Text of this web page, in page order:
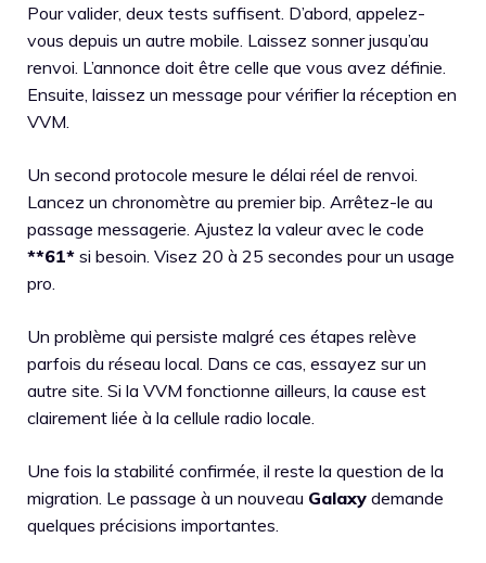
Pour valider, deux tests suffisent. D’abord, appelez-
vous depuis un autre mobile. Laissez sonner jusqu’au
renvoi. L’annonce doit être celle que vous avez définie.
Ensuite, laissez un message pour vérifier la réception en
VVM.
Un second protocole mesure le délai réel de renvoi.
Lancez un chronomètre au premier bip. Arrêtez-le au
passage messagerie. Ajustez la valeur avec le code
**61* si besoin. Visez 20 à 25 secondes pour un usage
pro.
Un problème qui persiste malgré ces étapes relève
parfois du réseau local. Dans ce cas, essayez sur un
autre site. Si la VVM fonctionne ailleurs, la cause est
clairement liée à la cellule radio locale.
Une fois la stabilité confirmée, il reste la question de la
migration. Le passage à un nouveau Galaxy demande
quelques précisions importantes.